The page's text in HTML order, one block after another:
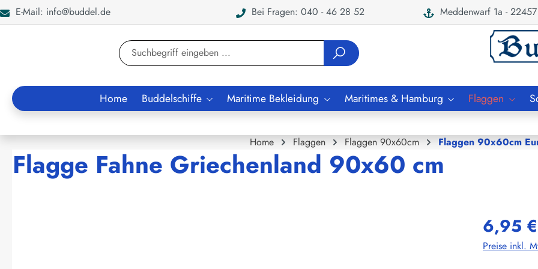
Zur Suche springen
E-Mail: info@buddel.de Bei Fragen: 040 - 46 28 52 Meddenwarf 1a -
Home Buddelschiffe Maritime Bekleidung Maritimes & Hamburg Flaggen
Home Flaggen Flaggen 90x60cm Flaggen 90x60cm
Flagge Fahne Griechenland 90x60 cm
6,95 €
Preise inkl.